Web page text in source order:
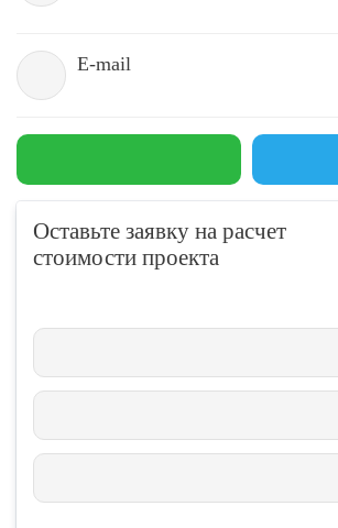
E-mail
Оставьте заявку на расчет
стоимости проекта